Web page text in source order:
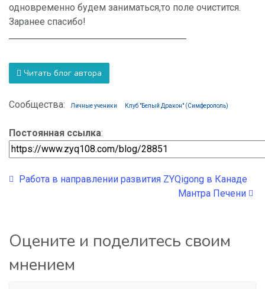
одновременно будем заниматься,то поле очистится.
Заранее спасибо!
Читать блог автора
Сообщества: Личные ученики Клуб "Белый Дракон" (Симферополь)
Постоянная ссылка:
Работа в направлении развития ZYQigong в Канаде
Мантра Печени
Оцените и поделитесь своим
мнением